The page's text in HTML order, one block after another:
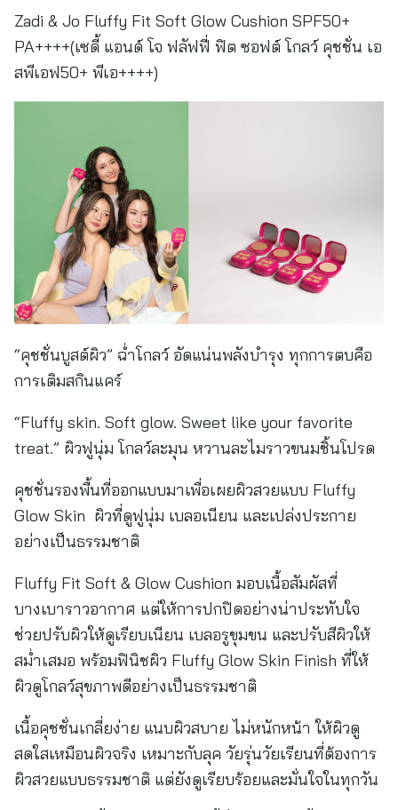
Zadi & Jo Fluffy Fit Soft Glow Cushion SPF50+
PA++++(เซดี้ แอนด์ โจ ฟลัฟฟี่ ฟิต ซอฟต์ โกลว์ คุชชั่น เอ
สพีเอฟ50+ พีเอ++++)
“คุชชั่นบูสต์ผิว” ฉ่ำโกลว์ อัดแน่นพลังบำรุง ทุกการตบคือ
การเติมสกินแคร์
“Fluffy skin. Soft glow. Sweet like your favorite
treat.” ผิวฟูนุ่ม โกลว์ละมุน หวานละไมราวขนมชิ้นโปรด
คุชชั่นรองพื้นที่ออกแบบมาเพื่อเผยผิวสวยแบบ Fluffy
Glow Skin ผิวที่ดูฟูนุ่ม เบลอเนียน และเปล่งประกาย
อย่างเป็นธรรมชาติ
Fluffy Fit Soft & Glow Cushion มอบเนื้อสัมผัสที่
บางเบาราวอากาศ แต่ให้การปกปิดอย่างน่าประทับใจ
ช่วยปรับผิวให้ดูเรียบเนียน เบลอรูขุมขน และปรับสีผิวให้
สม่ำเสมอ พร้อมฟินิชผิว Fluffy Glow Skin Finish ที่ให้
ผิวดูโกลว์สุขภาพดีอย่างเป็นธรรมชาติ
เนื้อคุชชั่นเกลี่ยง่าย แนบผิวสบาย ไม่หนักหน้า ให้ผิวดู
สดใสเหมือนผิวจริง เหมาะกับลุค วัยรุ่นวัยเรียนที่ต้องการ
ผิวสวยแบบธรรมชาติ แต่ยังดูเรียบร้อยและมั่นใจในทุกวัน